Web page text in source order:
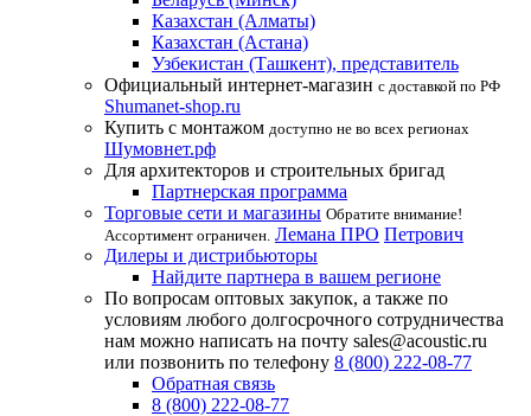
Казахстан (Алматы)
Казахстан (Астана)
Узбекистан (Ташкент), представитель
Официальный интернет-магазин с доставкой по РФ
Shumanet-shop.ru
Купить с монтажом доступно не во всех регионах
Шумовнет.рф
Для архитекторов и строительных бригад
Партнерская программа
Торговые сети и магазины Обратите внимание!
Ассортимент ограничен. Лемана ПРО Петрович
Дилеры и дистрибьюторы
Найдите партнера в вашем регионе
По вопросам оптовых закупок, а также по
условиям любого долгосрочного сотрудничества
нам можно написать на почту sales@acoustic.ru
или позвонить по телефону 8 (800) 222-08-77
Обратная связь
8 (800) 222-08-77